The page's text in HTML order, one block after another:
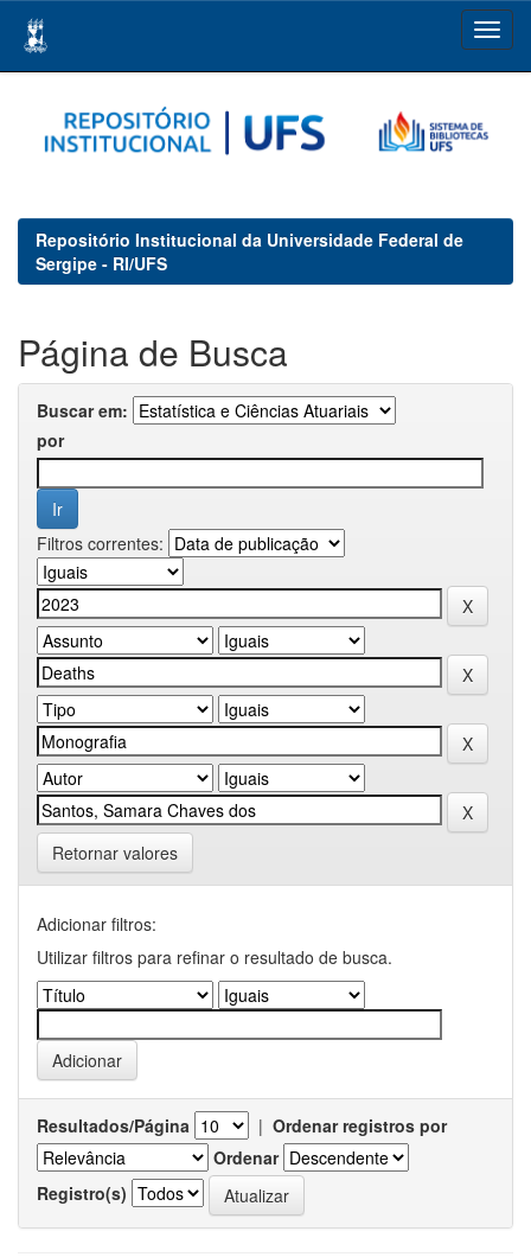
navigation
Repositório Institucional da Universidade Federal de
Sergipe - RI/UFS
Página de Busca
Buscar em:
por
Filtros correntes:
Retornar valores
Adicionar filtros:
Utilizar filtros para refinar o resultado de busca.
Resultados/Página | Ordenar registros por
Ordenar
Registro(s)